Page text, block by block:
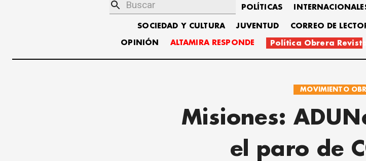
POLÍTICAS
SOCIEDAD Y CULTURA JUVENTUD CORREO DE
OPINIÓN ALTAMIRA RESPONDE Política Obrera Revista
MOVIMIENTO
Misiones:
el paro de